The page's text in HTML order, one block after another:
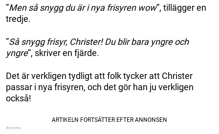
”Men så snygg du är i nya frisyren wow”, tillägger en
tredje.
”Så snygg frisyr, Christer! Du blir bara yngre och
yngre”, skriver en fjärde.
Det är verkligen tydligt att folk tycker att Christer
passar i nya frisyren, och det gör han ju verkligen
också!